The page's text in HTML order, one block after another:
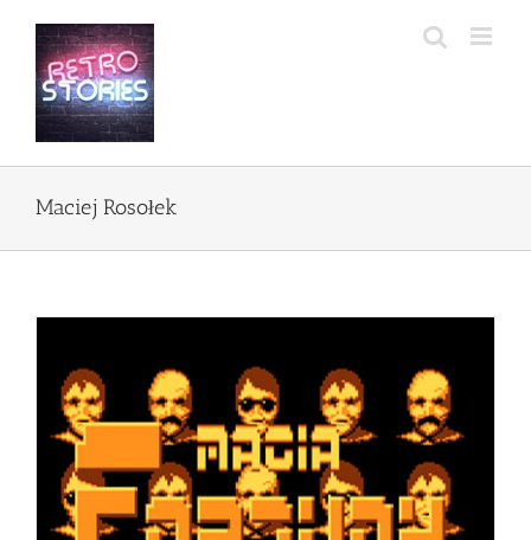
zawartości
Maciej Rosołek